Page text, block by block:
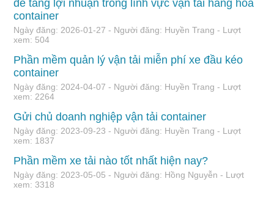
để tăng lợi nhuận trong lĩnh vực vận tải hàng hóa
container
Ngày đăng: 2026-01-27 - Người đăng: Huyền Trang - Lượt
xem: 504
Phần mềm quản lý vận tải miễn phí xe đầu kéo
container
Ngày đăng: 2024-04-07 - Người đăng: Huyền Trang - Lượt
xem: 2264
Gửi chủ doanh nghiệp vận tải container
Ngày đăng: 2023-09-23 - Người đăng: Huyền Trang - Lượt
xem: 1837
Phần mềm xe tải nào tốt nhất hiện nay?
Ngày đăng: 2023-05-05 - Người đăng: Hồng Nguyễn - Lượt
xem: 3318